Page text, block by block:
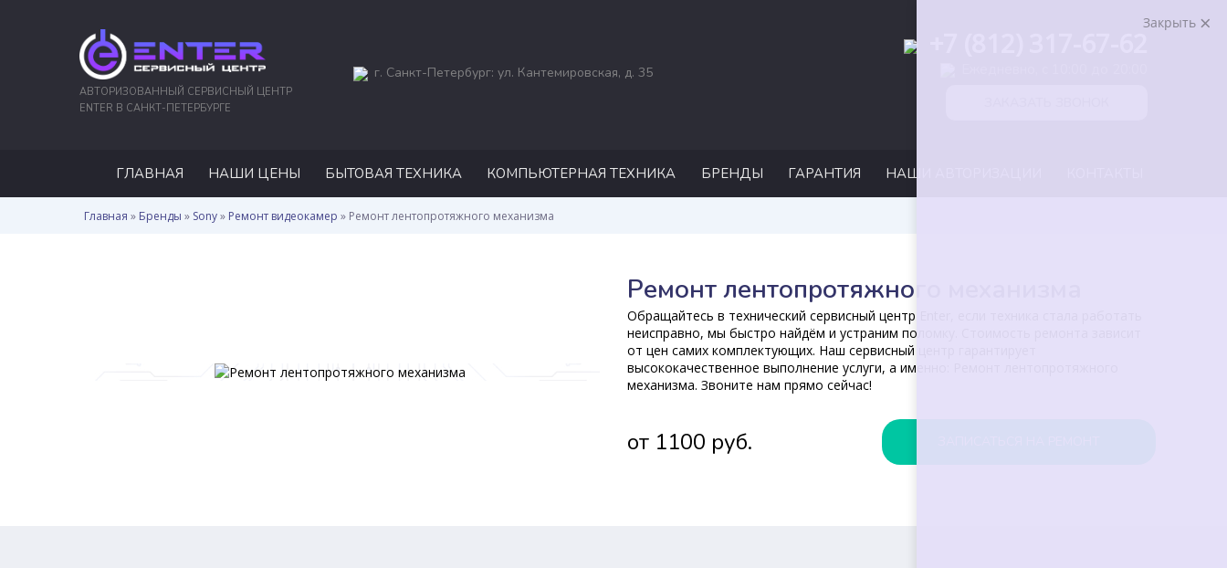
АВТОРИЗОВАННЫЙ СЕРВИСНЫЙ ЦЕНТР
ENTER В САНКТ-ПЕТЕРБУРГЕ
г. Санкт-Петербург: ул. Кантемировская, д. 35
ГЛАВНАЯ НАШИ ЦЕНЫ БЫТОВАЯ ТЕХНИКА КОМПЬЮТЕРНАЯ ТЕХНИКА
РЕМОНТ НОУТБУКОВ
БРЕНДЫ
HP
MSI
APPLE
SAMSUNG
ГАРАНТИЯ НАШИ АВТОРИЗАЦИИ
Главная » Бренды » Sony» Ремонт видеокамер » Ремонт лентопротяжного механизма
Ремонт лентопротяжного механизма
Обращайтесь в технический сервисный центр Enter, если техника стала работать
неисправно, мы быстро найдём и устраним поломку. Стоимость ремонта зависит
от цен самих комплектующих. Наш сервисный центр гарантирует
высококачественное выполнение услуги, а именно: Ремонт лентопротяжного
механизма. Звоните нам прямо сейчас!
от 1100 руб.
Закрыть